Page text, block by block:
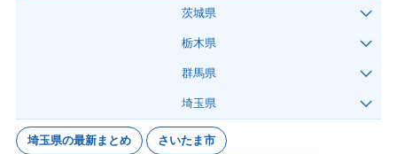
茨城県
栃木県
群馬県
埼玉県
埼玉県の最新まとめ さいたま市